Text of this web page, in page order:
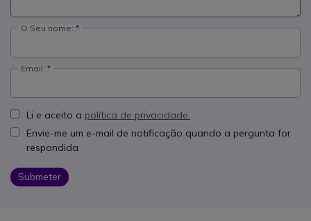
O Seu nome:
Email:
Li e aceito a política de privacidade.
Envie-me um e-mail de notificação quando a pergunta for
respondida
Submeter